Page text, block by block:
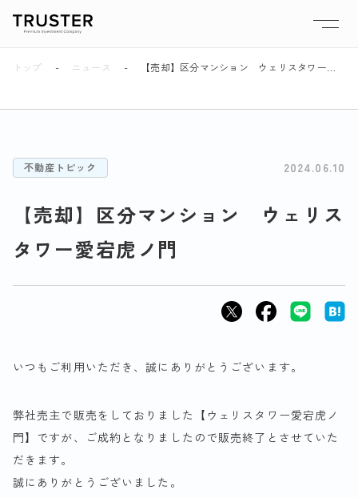
トップ ニュース
不動産トピック 2024.06.10
【売却】区分マンション ウェリス
タワー愛宕虎ノ門
いつもご利用いただき、誠にありがとうございます。
弊社売主で販売をしておりました【ウェリスタワー愛宕虎ノ
門】ですが、ご成約となりましたので販売終了とさせていた
だきます。
誠にありがとうございました。